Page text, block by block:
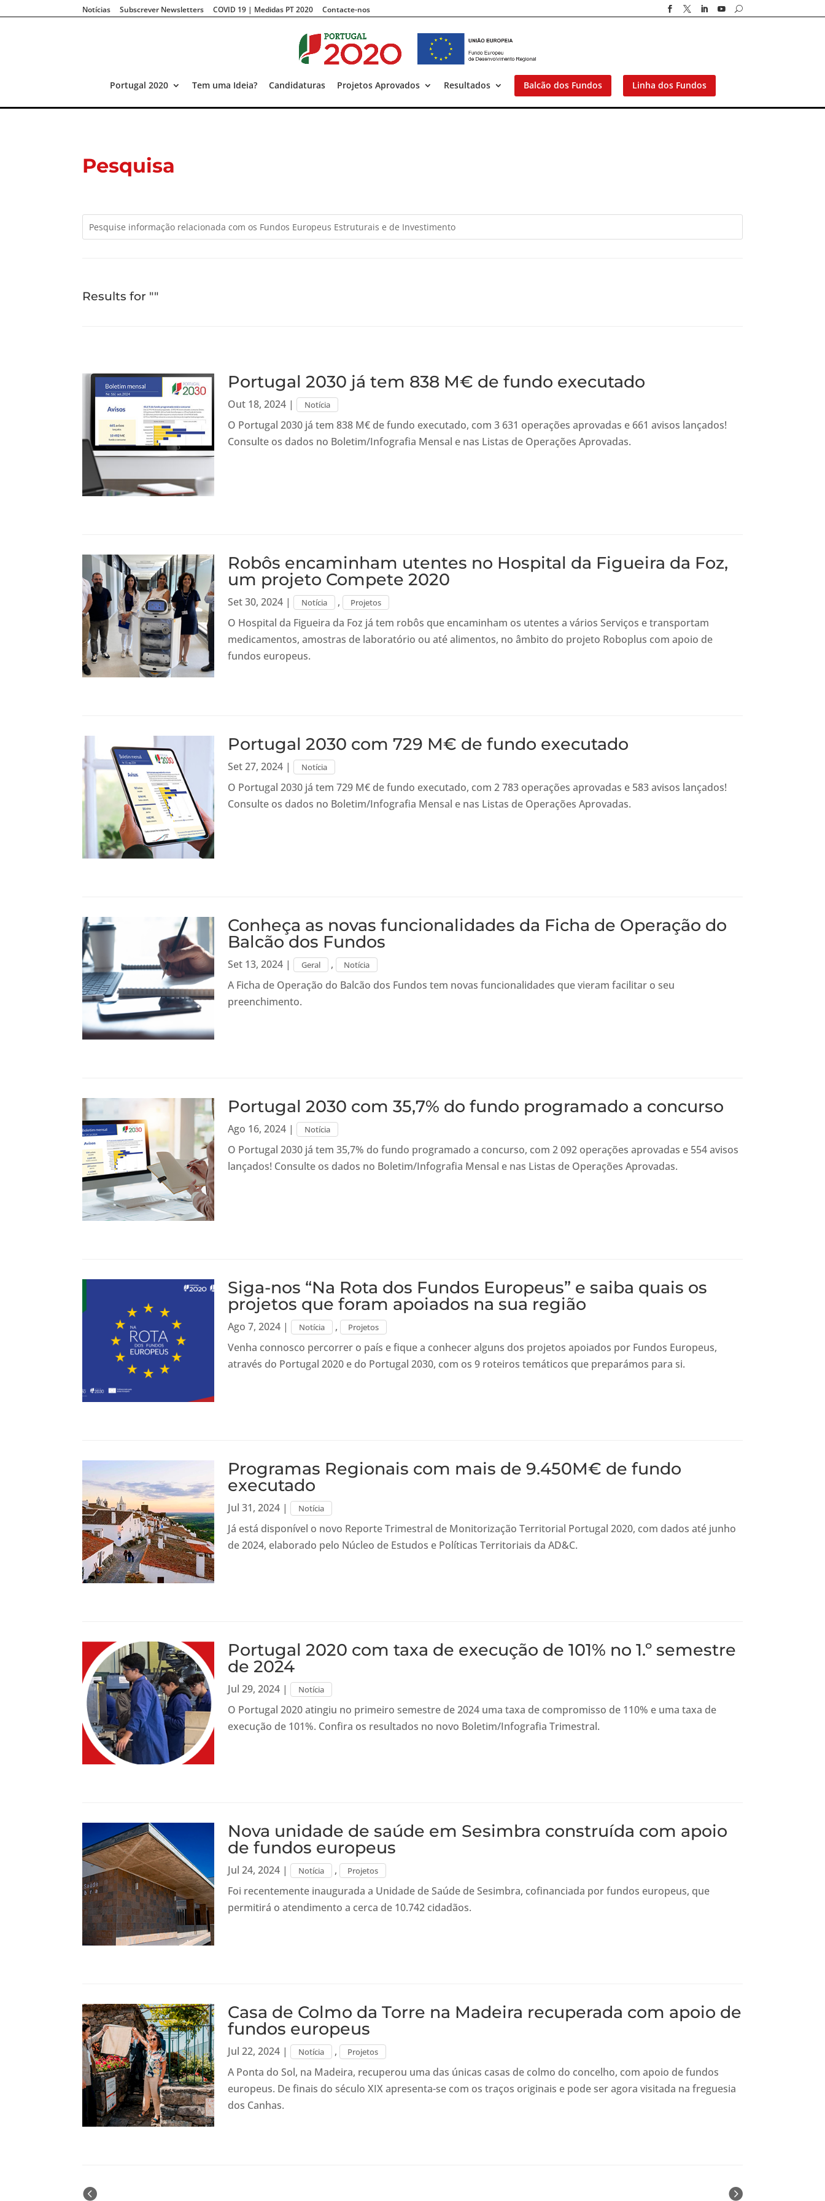
Notícias Subscrever Newsletters COVID 19 | Medidas PT 2020 Contacte-nos     U
Portugal 2020 Tem uma Ideia? Candidaturas Projetos Aprovados Resultados Balcão dos Fundos Linha dos Fundos
Pesquisa
Results for ""
Portugal 2030 já tem 838 M€ de fundo executado
Out 18, 2024| Notícia
O Portugal 2030 já tem 838 M€ de fundo executado, com 3 631 operações aprovadas e 661 avisos lançados!
Consulte os dados no Boletim/Infografia Mensal e nas Listas de Operações Aprovadas.
Robôs encaminham utentes no Hospital da Figueira da Foz,
um projeto Compete 2020
Set 30, 2024| Notícia , Projetos
O Hospital da Figueira da Foz já tem robôs que encaminham os utentes a vários Serviços e transportam
medicamentos, amostras de laboratório ou até alimentos, no âmbito do projeto Roboplus com apoio de
fundos europeus.
Portugal 2030 com 729 M€ de fundo executado
Set 27, 2024| Notícia
O Portugal 2030 já tem 729 M€ de fundo executado, com 2 783 operações aprovadas e 583 avisos lançados!
Consulte os dados no Boletim/Infografia Mensal e nas Listas de Operações Aprovadas.
Conheça as novas funcionalidades da Ficha de Operação do
Balcão dos Fundos
Set 13, 2024| Geral , Notícia
A Ficha de Operação do Balcão dos Fundos tem novas funcionalidades que vieram facilitar o seu
preenchimento.
Portugal 2030 com 35,7% do fundo programado a concurso
Ago 16, 2024| Notícia
O Portugal 2030 já tem 35,7% do fundo programado a concurso, com 2 092 operações aprovadas e 554 avisos
lançados! Consulte os dados no Boletim/Infografia Mensal e nas Listas de Operações Aprovadas.
Siga-nos “Na Rota dos Fundos Europeus” e saiba quais os
projetos que foram apoiados na sua região
Ago 7, 2024| Notícia , Projetos
Venha connosco percorrer o país e fique a conhecer alguns dos projetos apoiados por Fundos Europeus,
através do Portugal 2020 e do Portugal 2030, com os 9 roteiros temáticos que preparámos para si.
Programas Regionais com mais de 9.450M€ de fundo
executado
Jul 31, 2024| Notícia
Já está disponível o novo Reporte Trimestral de Monitorização Territorial Portugal 2020, com dados até junho
de 2024, elaborado pelo Núcleo de Estudos e Políticas Territoriais da AD&C.
Portugal 2020 com taxa de execução de 101% no 1.º semestre
de 2024
Jul 29, 2024| Notícia
O Portugal 2020 atingiu no primeiro semestre de 2024 uma taxa de compromisso de 110% e uma taxa de
execução de 101%. Confira os resultados no novo Boletim/Infografia Trimestral.
Nova unidade de saúde em Sesimbra construída com apoio
de fundos europeus
Jul 24, 2024| Notícia , Projetos
Foi recentemente inaugurada a Unidade de Saúde de Sesimbra, cofinanciada por fundos europeus, que
permitirá o atendimento a cerca de 10.742 cidadãos.
Casa de Colmo da Torre na Madeira recuperada com apoio de
fundos europeus
Jul 22, 2024| Notícia , Projetos
A Ponta do Sol, na Madeira, recuperou uma das únicas casas de colmo do concelho, com apoio de fundos
europeus. De finais do século XIX apresenta-se com os traços originais e pode ser agora visitada na freguesia
dos Canhas.
« Older Entries Next Entries »